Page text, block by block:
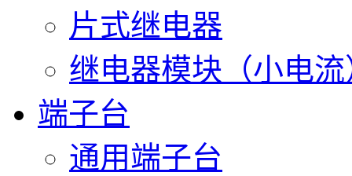
片式继电器
继电器模块（小电流
端子台
通用端子台